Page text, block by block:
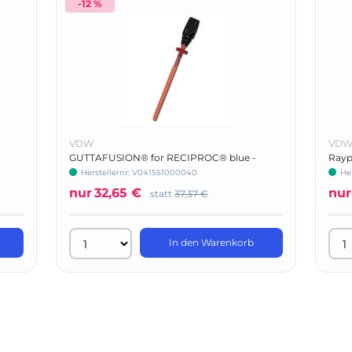
-12 %
VDW
GUTTAFUSION® for RECIPROC® blue -
Basic Kit
Herstellernr: V041551000040
nur32,65 € statt 37,37 €
In den Warenkorb
VDW
nur